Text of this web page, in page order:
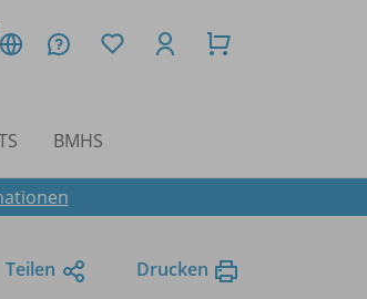
BMHS
Teilen Drucken